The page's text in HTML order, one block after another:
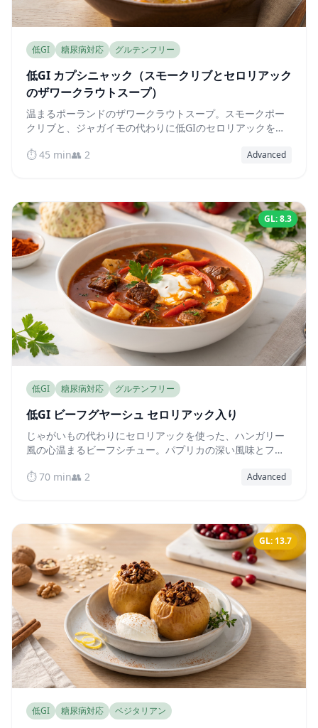
低GI 糖尿病対応 グルテンフリー
低GI カプシニャック（スモークリブとセロリアック
のザワークラウトスープ）
温まるポーランドのザワークラウトスープ。スモークポー
クリブと、ジャガイモの代わりに低GIのセロリアックを煮
い一品です。
⏱️ 45 min👥 2 Advanced
GL: 8.3
低GI 糖尿病対応 グルテンフリー
低GI ビーフグヤーシュ セロリアック入り
じゃがいもの代わりにセロリアックを使った、ハンガリー
風の心温まるビーフシチュー。パプリカの深い風味とフォ
かに保ちます。
⏱️ 70 min👥 2 Advanced
GL: 13.7
低GI 糖尿病対応 ベジタリアン